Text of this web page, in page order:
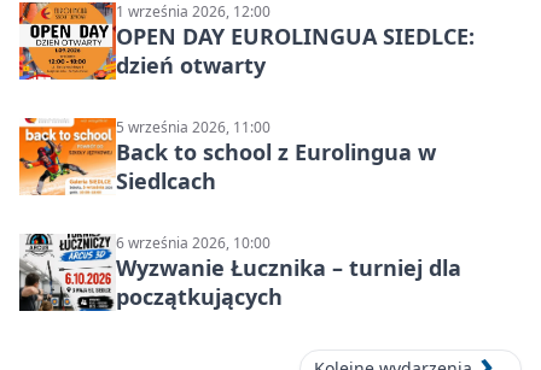
1 września 2026, 12:00
OPEN DAY EUROLINGUA SIEDLCE:
dzień otwarty
5 września 2026, 11:00
Back to school z Eurolingua w
Siedlcach
6 września 2026, 10:00
Wyzwanie Łucznika – turniej dla
początkujących